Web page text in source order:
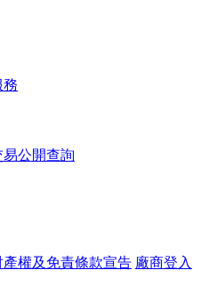
務
公開查詢
產權及免責條款宣告 廠商登入